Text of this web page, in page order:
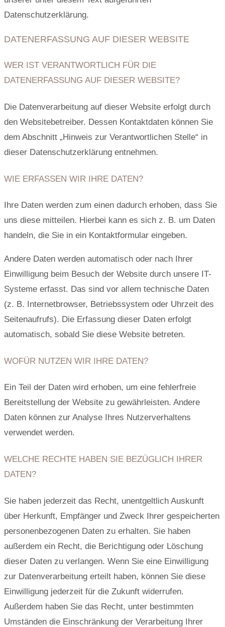
Datenschutzerklärung.
DATENERFASSUNG AUF DIESER WEBSITE
WER IST VERANTWORTLICH FÜR DIE
DATENERFASSUNG AUF DIESER WEBSITE?
Die Datenverarbeitung auf dieser Website erfolgt durch
den Websitebetreiber. Dessen Kontaktdaten können Sie
dem Abschnitt „Hinweis zur Verantwortlichen Stelle“ in
dieser Datenschutzerklärung entnehmen.
WIE ERFASSEN WIR IHRE DATEN?
Ihre Daten werden zum einen dadurch erhoben, dass Sie
uns diese mitteilen. Hierbei kann es sich z. B. um Daten
handeln, die Sie in ein Kontaktformular eingeben.
Andere Daten werden automatisch oder nach Ihrer
Einwilligung beim Besuch der Website durch unsere IT-
Systeme erfasst. Das sind vor allem technische Daten
(z. B. Internetbrowser, Betriebssystem oder Uhrzeit des
Seitenaufrufs). Die Erfassung dieser Daten erfolgt
automatisch, sobald Sie diese Website betreten.
WOFÜR NUTZEN WIR IHRE DATEN?
Ein Teil der Daten wird erhoben, um eine fehlerfreie
Bereitstellung der Website zu gewährleisten. Andere
Daten können zur Analyse Ihres Nutzerverhaltens
verwendet werden.
WELCHE RECHTE HABEN SIE BEZÜGLICH IHRER
DATEN?
Sie haben jederzeit das Recht, unentgeltlich Auskunft
über Herkunft, Empfänger und Zweck Ihrer gespeicherten
personenbezogenen Daten zu erhalten. Sie haben
außerdem ein Recht, die Berichtigung oder Löschung
dieser Daten zu verlangen. Wenn Sie eine Einwilligung
zur Datenverarbeitung erteilt haben, können Sie diese
Einwilligung jederzeit für die Zukunft widerrufen.
Außerdem haben Sie das Recht, unter bestimmten
Umständen die Einschränkung der Verarbeitung Ihrer